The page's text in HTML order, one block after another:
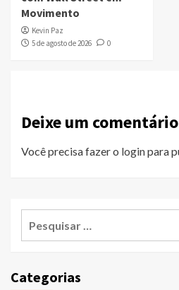
Movimento
Kevin Paz
5 de agosto de 2026
0
Deixe um comentário
Você precisa fazer o loginpara
Categorias